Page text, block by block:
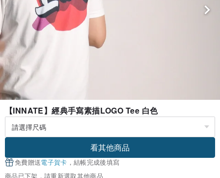
【INNATE】經典手寫素描LOGO Tee 白色
看其他商品
免費贈送電子賀卡 ，結帳完成後填寫
商品已下架，請重新選取其他商品